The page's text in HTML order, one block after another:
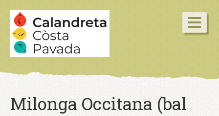
Milonga Occitana (bal